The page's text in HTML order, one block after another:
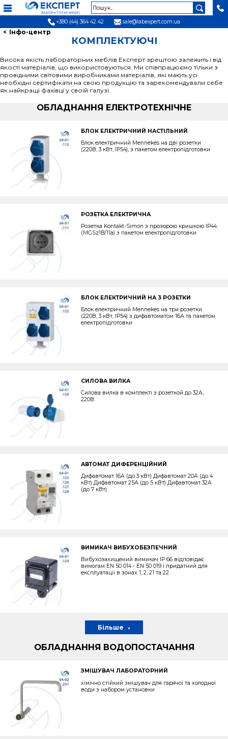
+380 (44) 364 42 42 sale@labexpert.com.ua
Інфо-центр
КОМПЛЕКТУЮЧІ
Висока якість лабораторних меблів Експерт зрештою залежить і від
якості матеріалів, що використовуються. Ми співпрацюємо тільки з
провідними світовими виробниками матеріалів, які мають усі
необхідні сертифікати на свою продукцію та зарекомендували себе
як найкращі фахівці у своїй галузі.
ОБЛАДНАННЯ ЕЛЕКТРОТЕХНІЧНЕ
БЛОК ЕЛЕКТРИЧНИЙ НАСТІЛЬНИЙ
Блок електричний Mennekes на дві розетки
(220В, 3 кВт, IP54), з пакетом електропідготовки
РОЗЕТКА ЕЛЕКТРИЧНА
Розетка Kontakt-Simon з прозорою кришкою IP44
(MGSz1B/11a) з пакетом електропідготовки
БЛОК ЕЛЕКТРИЧНИЙ НА 3 РОЗЕТКИ
Блок електричний Mennekes на три розетки
(220В, 3 кВт, IP54) з дифавтоматом 16А та пакетом
електропідготовки
СИЛОВА ВИЛКА
Силова вилка в комплекті з розеткой до 32А,
220В.
АВТОМАТ ДИФЕРЕНЦІЙНИЙ
Дифавтомат 16А (до 3 кВт) Дифавтомат 20А (до 4
кВт) Дифавтомат 25А (до 5 кВт) Дифавтомат 32А
(до 7 кВт)
ВИМИКАЧ ВИБУХОБЕЗПЕЧНИЙ
Вибухозахищений вимикач IP 66 відповідає
вимогам EN 50 014 - EN 50 019 і придатний для
експлуатації в зонах 1, 2, 21 та 22.
Більше
ОБЛАДНАННЯ ВОДОПОСТАЧАННЯ
ЗМІШУВАЧ ЛАБОРАТОРНИЙ
хімічно стійкий змішувач для гарячої та холодної
води з набором установки